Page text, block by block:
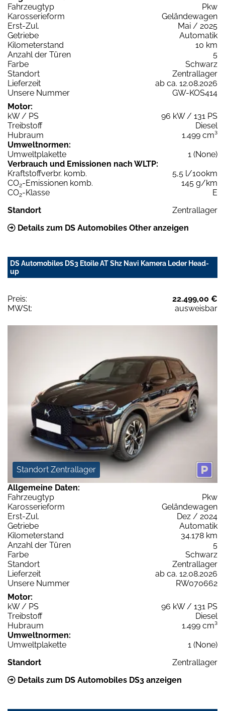
Fahrzeugtyp
Pkw
Karosserieform
Geländewagen
Erst-Zul.
Mai / 2025
Getriebe
Automatik
Kilometerstand
10 km
Anzahl der Türen
5
Farbe
Schwarz
Standort
Zentrallager
Lieferzeit
ab ca. 12.08.2026
Unsere Nummer
GW-KOS414
Motor:
kW / PS
96 kW / 131 PS
Treibstoff
Diesel
Hubraum
1.499 cm³
Umweltnormen:
Umweltplakette
1 (None)
Verbrauch und Emissionen nach WLTP:
Kraftstoffverbr. komb.
5,5 l/100km
CO2-Emissionen komb.
145 g/km
CO2-Klasse
E
Standort
Zentrallager
Details zum DS Automobiles Other anzeigen
DS Automobiles DS3 Etoile AT Shz Navi Kamera Leder Head-
up
Preis:
22.499,00 €
MWSt:
ausweisbar
Standort Zentrallager
Allgemeine Daten:
Fahrzeugtyp
Pkw
Karosserieform
Geländewagen
Erst-Zul.
Dez / 2024
Getriebe
Automatik
Kilometerstand
34.178 km
Anzahl der Türen
5
Farbe
Schwarz
Standort
Zentrallager
Lieferzeit
ab ca. 12.08.2026
Unsere Nummer
RW070662
Motor:
kW / PS
96 kW / 131 PS
Treibstoff
Diesel
Hubraum
1.499 cm³
Umweltnormen:
Umweltplakette
1 (None)
Standort
Zentrallager
Details zum DS Automobiles DS3 anzeigen